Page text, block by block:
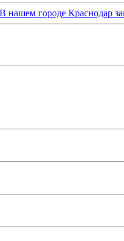
нашем городе Краснодар